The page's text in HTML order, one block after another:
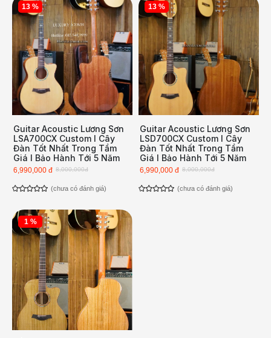
13 %
Guitar Acoustic Lương Sơn
LSA700CX Custom l Cây
Đàn Tốt Nhất Trong Tầm
Giá l Bảo Hành Tới 5 Năm
8,000,000đ
6,990,000 đ
(chưa có đánh giá)
13 %
Guitar Acoustic Lương Sơn
LSD700CX Custom l Cây
Đàn Tốt Nhất Trong Tầm
Giá l Bảo Hành Tới 5 Năm
8,000,000đ
6,990,000 đ
(chưa có đánh giá)
1 %